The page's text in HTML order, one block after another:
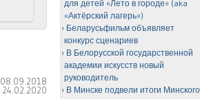
08.09.2018
24.02.2020
для детей «Лето в городе» (aka
«Актёрский лагерь»)
Беларусьфильм объявляет
конкурс сценариев
В Белорусской государственной
академии искусств новый
руководитель
В Минске подвели итоги Минского